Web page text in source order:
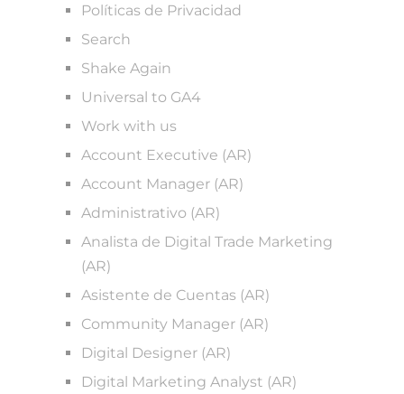
Políticas de Privacidad
Search
Shake Again
Universal to GA4
Work with us
Account Executive (AR)
Account Manager (AR)
Administrativo (AR)
Analista de Digital Trade Marketing
(AR)
Asistente de Cuentas (AR)
Community Manager (AR)
Digital Designer (AR)
Digital Marketing Analyst (AR)